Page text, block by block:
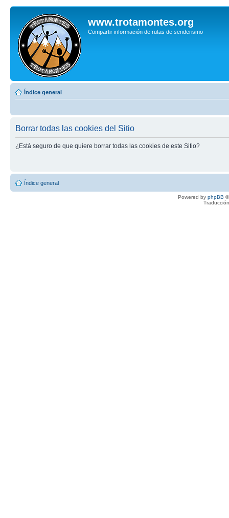
www.trotamontes.org
Compartir información de rutas de senderismo
Índice general
Borrar todas las cookies del Sitio
¿Está seguro de que quiere borrar todas las cookies de este Sitio?
Índice general
Powered by phpBB